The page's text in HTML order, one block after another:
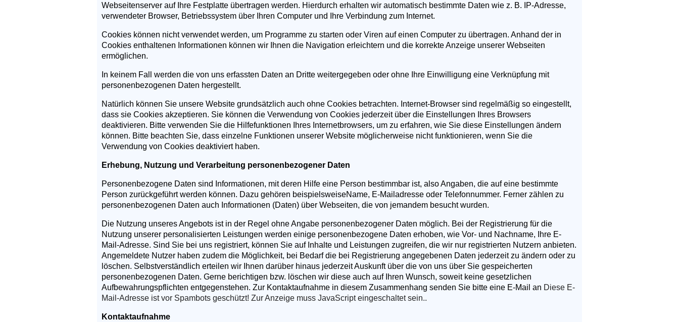
Webseitenserver auf Ihre Festplatte übertragen werden. Hierdurch erhalten wir automatisch bestimmte Daten wie z. B. IP-Adresse,
verwendeter Browser, Betriebssystem über Ihren Computer und Ihre Verbindung zum Internet.
Cookies können nicht verwendet werden, um Programme zu starten oder Viren auf einen Computer zu übertragen. Anhand der in
Cookies enthaltenen Informationen können wir Ihnen die Navigation erleichtern und die korrekte Anzeige unserer Webseiten
ermöglichen.
In keinem Fall werden die von uns erfassten Daten an Dritte weitergegeben oder ohne Ihre Einwilligung eine Verknüpfung mit
personenbezogenen Daten hergestellt.
Natürlich können Sie unsere Website grundsätzlich auch ohne Cookies betrachten. Internet-Browser sind regelmäßig so eingestellt,
dass sie Cookies akzeptieren. Sie können die Verwendung von Cookies jederzeit über die Einstellungen Ihres Browsers
deaktivieren. Bitte verwenden Sie die Hilfefunktionen Ihres Internetbrowsers, um zu erfahren, wie Sie diese Einstellungen ändern
können. Bitte beachten Sie, dass einzelne Funktionen unserer Website möglicherweise nicht funktionieren, wenn Sie die
Verwendung von Cookies deaktiviert haben.
Erhebung, Nutzung und Verarbeitung personenbezogener Daten
Personenbezogene Daten sind Informationen, mit deren Hilfe eine Person bestimmbar ist, also Angaben, die auf eine bestimmte
Person zurückgeführt werden können. Dazu gehören beispielsweiseName, E-Mailadresse oder Telefonnummer. Ferner zählen zu
personenbezogenen Daten auch Informationen (Daten) über Webseiten, die von jemandem besucht wurden.
Die Nutzung unseres Angebots ist in der Regel ohne Angabe personenbezogener Daten möglich. Bei der Registrierung für die
Nutzung unserer personalisierten Leistungen werden einige personenbezogene Daten erhoben, wie Vor- und Nachname, Ihre E-
Mail-Adresse. Sind Sie bei uns registriert, können Sie auf Inhalte und Leistungen zugreifen, die wir nur registrierten Nutzern anbieten.
Angemeldete Nutzer haben zudem die Möglichkeit, bei Bedarf die bei Registrierung angegebenen Daten jederzeit zu ändern oder zu
löschen. Selbstverständlich erteilen wir Ihnen darüber hinaus jederzeit Auskunft über die von uns über Sie gespeicherten
personenbezogenen Daten. Gerne berichtigen bzw. löschen wir diese auch auf Ihren Wunsch, soweit keine gesetzlichen
Aufbewahrungspflichten entgegenstehen. Zur Kontaktaufnahme in diesem Zusammenhang senden Sie bitte eine E-Mail an Diese E-
Mail-Adresse ist vor Spambots geschützt! Zur Anzeige muss JavaScript eingeschaltet sein..
Kontaktaufnahme